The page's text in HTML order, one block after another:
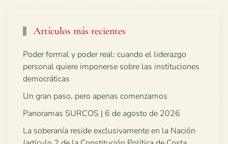
Artículos más recientes
Poder formal y poder real: cuando el liderazgo
personal quiere imponerse sobre las instituciones
democráticas
Un gran paso, pero apenas comenzamos
Panoramas SURCOS | 6 de agosto de 2026
La soberanía reside exclusivamente en la Nación